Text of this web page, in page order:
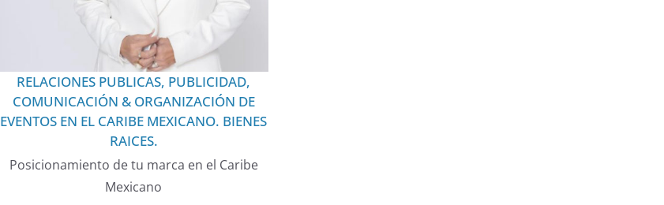
RELACIONES PUBLICAS, PUBLICIDAD,
COMUNICACIÓN & ORGANIZACIÓN DE
EVENTOS EN EL CARIBE MEXICANO. BIENES
RAICES.
Posicionamiento de tu marca en el Caribe
Mexicano